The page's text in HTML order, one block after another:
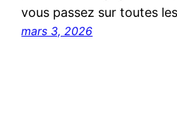
vous passez sur toutes
mars 3, 2026